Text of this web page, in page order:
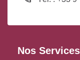
Nos Services